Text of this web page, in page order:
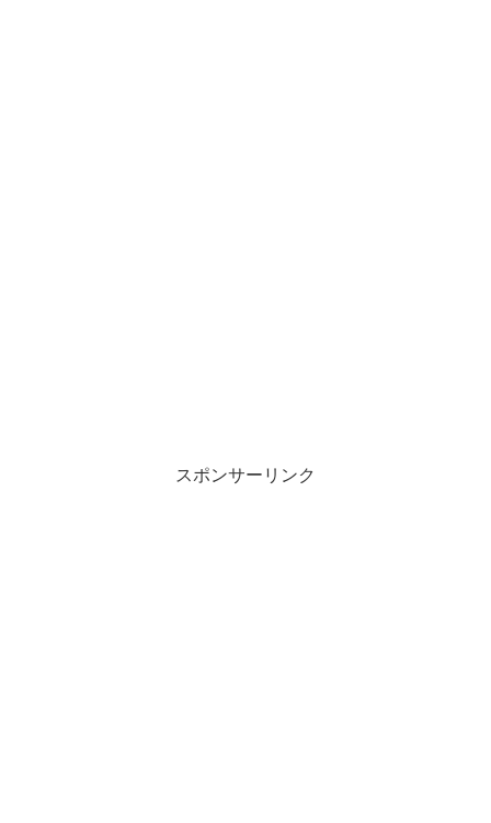
スポンサーリンク